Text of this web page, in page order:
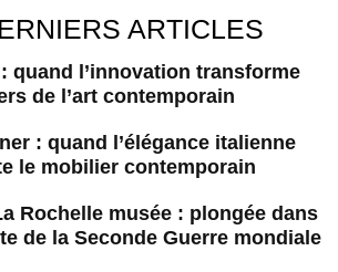
ARTICLES
quand l’innovation transforme
de l’art contemporain
: quand l’élégance italienne
le mobilier contemporain
Rochelle musée : plongée dans
de la Seconde Guerre mondiale